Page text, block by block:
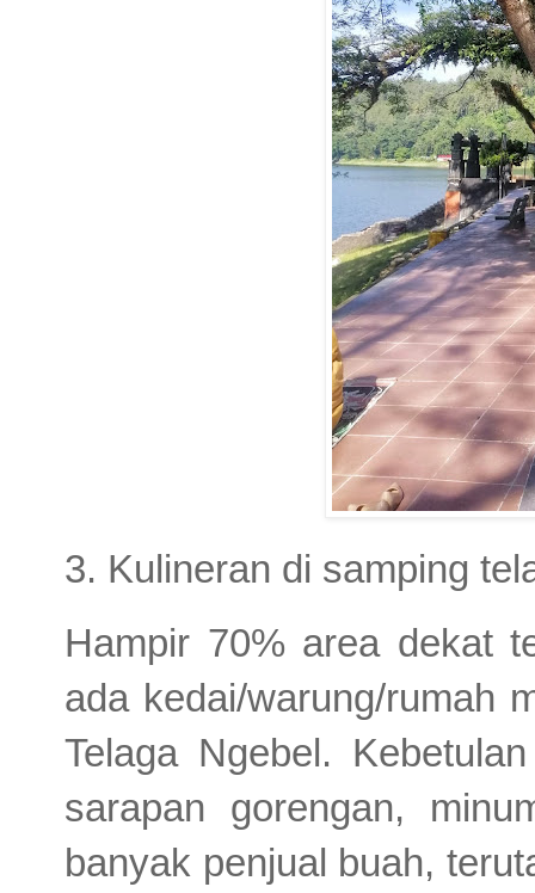
3. Kulineran di samping
Hampir 70% area dekat
ada kedai/warung/rumah
Telaga Ngebel.
sarapan gorengan,
banyak penjual buah,